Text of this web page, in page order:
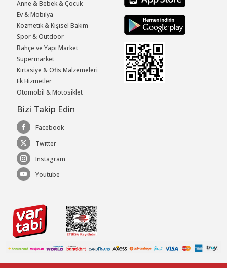
Anne & Bebek & Çocuk
Ev & Mobilya
Kozmetik & Kişisel Bakım
Spor & Outdoor
Bahçe ve Yapı Market
Süpermarket
Kırtasiye & Ofis Malzemeleri
Ek Hizmetler
Otomobil & Motosiklet
Bizi Takip Edin
Facebook
Twitter
Instagram
Youtube